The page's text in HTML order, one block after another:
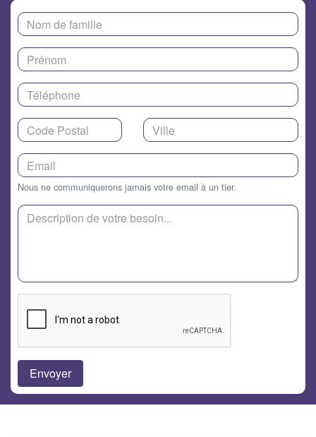
Nous ne communiquerons jamais votre email à un tier.